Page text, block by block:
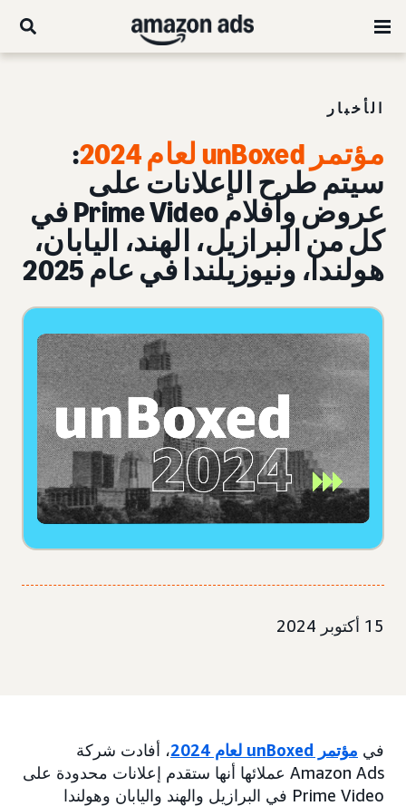
الأخبار
مؤتمر unBoxed لعام 2024
:
سيتم طرح الإعلانات على
عروض وأفلام Prime Video في
كل من البرازيل، الهند، اليابان،
هولندا، ونيوزيلندا في عام 2025
15 أكتوبر 2024
في مؤتمر unBoxed لعام 2024
، أفادت شركة
Amazon Ads عملائها أنها ستقدم إعلانات محدودة على
Prime Video في البرازيل والهند واليابان وهولندا